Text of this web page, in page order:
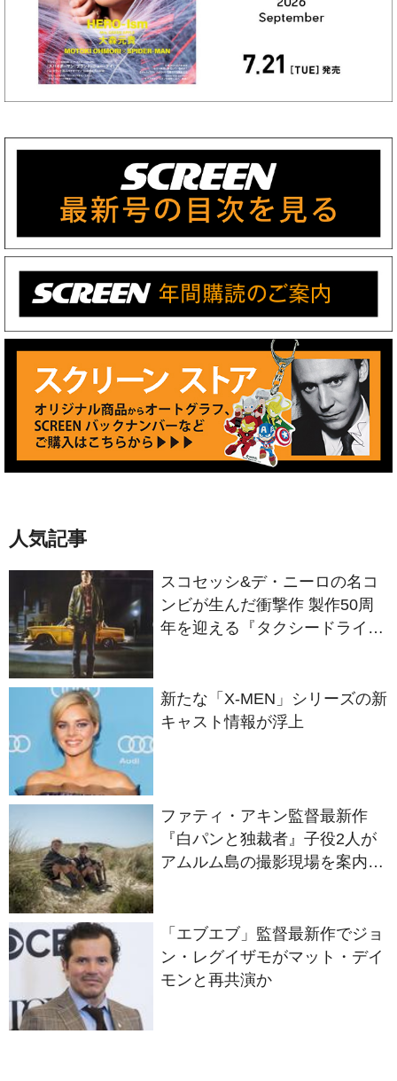
人気記事
スコセッシ&デ・ニーロの名コ
ンビが生んだ衝撃作 製作50周
年を迎える『タクシードライバ
新たな「X-MEN」シリーズの新
キャスト情報が浮上
ファティ・アキン監督最新作
『白パンと独裁者』子役2人が
アムルム島の撮影現場を案内！
「エブエブ」監督最新作でジョ
ン・レグイザモがマット・デイ
モンと再共演か